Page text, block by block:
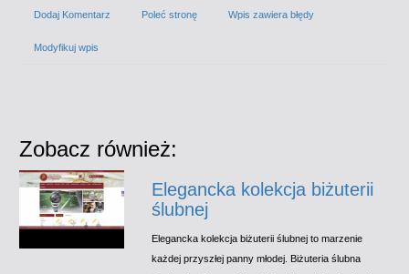
Dodaj Komentarz Poleć stronę Wpis zawiera błędy
Modyfikuj wpis
Zobacz również:
Elegancka kolekcja biżuterii
ślubnej
Elegancka kolekcja biżuterii ślubnej to marzenie
każdej przyszłej panny młodej. Biżuteria ślubna